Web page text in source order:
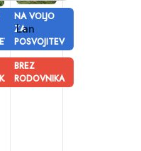
NA VOLJO
ZA
POSVOJITEV
BREZ
RODOVNIKA
Lan